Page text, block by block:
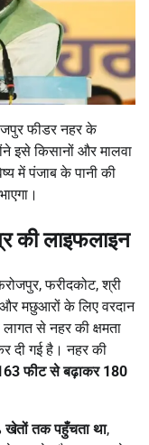
फीडर नहर के
इसे किसानों और मालवा
में पंजाब के पानी की
की लाइफलाइन
फरीदकोट, श्री
मछुआरों के लिए वरदान
से नहर की क्षमता
दी गई है। नहर की
फीट से बढ़ाकर 180
खेतों तक पहुँचता था,